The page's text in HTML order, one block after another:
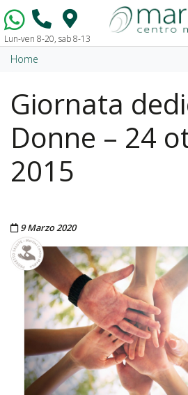
Vai al contenuto
Lun-ven 8-20, sab 8-13
Home
Giornata
Donne – 24
2015
Pubblicato il
9 Marzo 2020